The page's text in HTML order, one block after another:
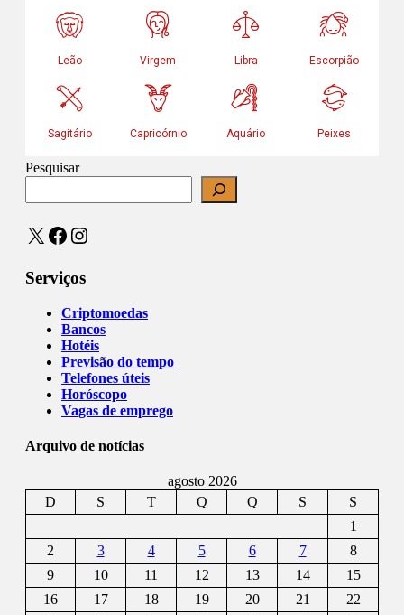
Pesquisar
X Facebook
Instagram
Serviços
Criptomoedas
Bancos
Hotéis
Previsão do tempo
Telefones úteis
Horóscopo
Vagas de emprego
Arquivo de notícias
agosto 2026
D
S T Q Q S
S
1
2
3 4 5 6 7
8
9
10 11 12 13 14
15
16
17 18 19 20 21
22